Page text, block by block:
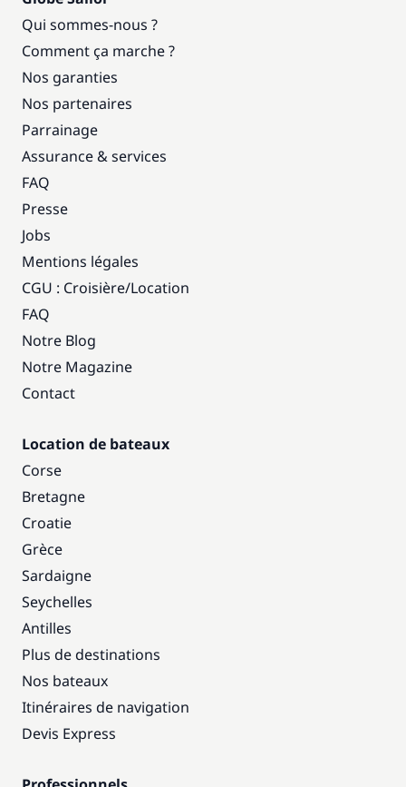
Qui sommes-nous ?
Comment ça marche ?
Nos garanties
Nos partenaires
Parrainage
Assurance & services
FAQ
Presse
Jobs
Mentions légales
CGU : Croisière/Location
FAQ
Notre Blog
Notre Magazine
Contact
Location de bateaux
Corse
Bretagne
Croatie
Grèce
Sardaigne
Seychelles
Antilles
Plus de destinations
Nos bateaux
Itinéraires de navigation
Devis Express